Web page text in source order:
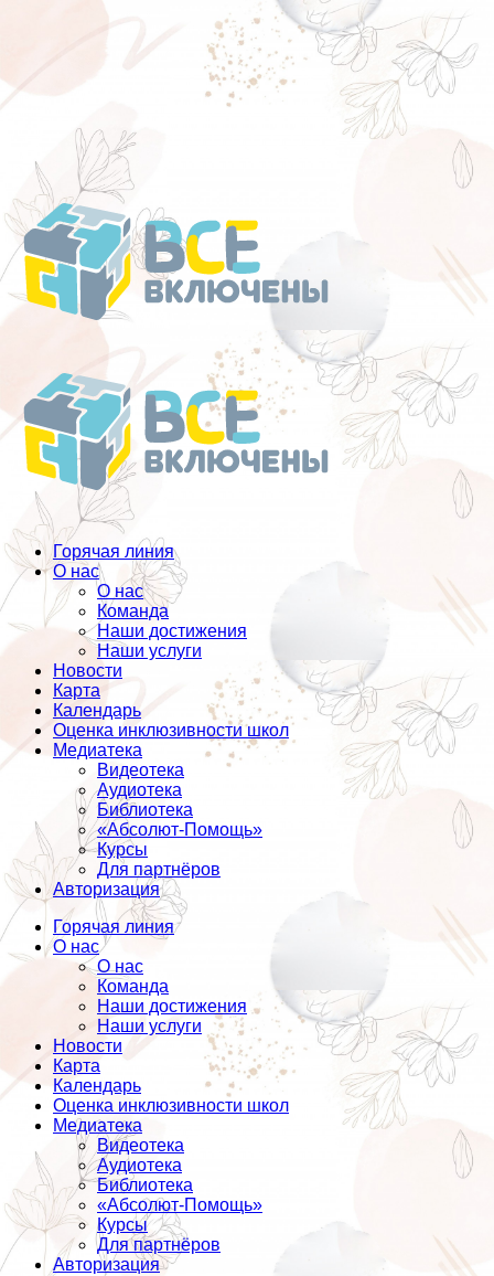
Перейти
к
содержанию
Горячая линия
О нас
О нас
Команда
Наши достижения
Наши услуги
Новости
Карта
Календарь
Оценка инклюзивности школ
Медиатека
Видеотека
Аудиотека
Библиотека
«Абсолют-Помощь»
Курсы
Для партнёров
Авторизация
Горячая линия
О нас
О нас
Команда
Наши достижения
Наши услуги
Новости
Карта
Календарь
Оценка инклюзивности школ
Медиатека
Видеотека
Аудиотека
Библиотека
«Абсолют-Помощь»
Курсы
Для партнёров
Авторизация